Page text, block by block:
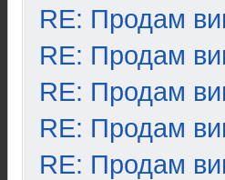
RE: Продам
RE: Продам
RE: Продам
RE: Продам
RE: Продам